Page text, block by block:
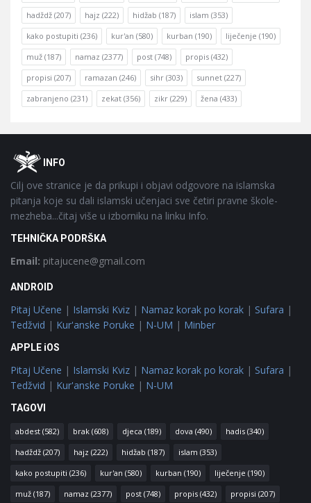
hadždž (207) hajz (222) hidžab (187) islam (353)
kako postupiti (236) kur'an (580) kurban (190) liječenje (190)
muž (187) namaz (2377) post (748) propis (432)
propisi (207) ramazan (246) sihr (303) sunnet (227)
zabranjeno (231) zekat (356) zikr (229) žena (433)
FooterOINFO
Cilj ove stranice je da prikupi i objavi odgovore na islamska
pitanja koje su dali islamski učenjaci sve četiri pravne škole-
mezheba...čitaj više u izborniku na linku Info.
TEHNIČKA PODRŠKA
Email: pitajucene@gmail.com
ANDROID
Pitaj Učene | Islamski Kviz | Namaz korak po korak | Sufara |
Tedžvid | Kur'anske Poruke | N-UM | Minber
APPLE iOS
Pitaj Učene | Islamski Kviz | Namaz korak po korak | Sufara |
Tedžvid | Kur'anske Poruke | N-UM
TAGOVI
abdest (582) brak (608) djeca (189) dova (490) hadis (340)
hadždž (207) hajz (222) hidžab (187) islam (353)
kako postupiti (236) kur'an (580) kurban (190) liječenje (190)
muž (187) namaz (2377) post (748) propis (432) propisi (207)